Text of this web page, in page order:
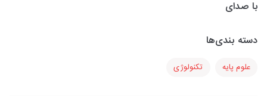
با صدای
دسته بندی‌ها
علوم پایه تکنولوژی